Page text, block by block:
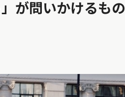
が問いかけるもの